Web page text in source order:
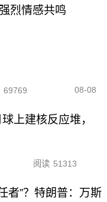
烈情感共鸣
69769 08-08
上建核反应堆，
阅读 51313
者”？特朗普：万斯